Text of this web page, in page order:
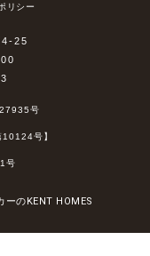
リシー
4-25
号
号】
号
のKENT HOMES